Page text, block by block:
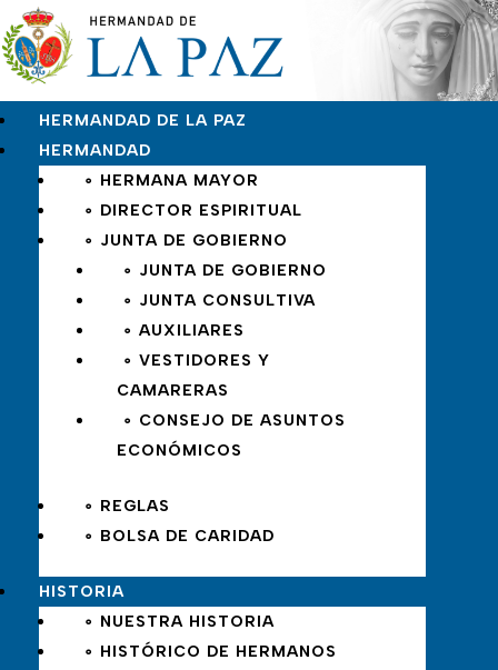
HERMANDAD DE LA PAZ
HERMANDAD
∘ HERMANA MAYOR
∘ DIRECTOR ESPIRITUAL
∘ JUNTA DE GOBIERNO
∘ JUNTA DE GOBIERNO
∘ JUNTA CONSULTIVA
∘ AUXILIARES
∘ VESTIDORES Y
CAMARERAS
∘ CONSEJO DE ASUNTOS
ECONÓMICOS
∘ REGLAS
∘ BOLSA DE CARIDAD
HISTORIA
∘ NUESTRA HISTORIA
∘ HISTÓRICO DE HERMANOS